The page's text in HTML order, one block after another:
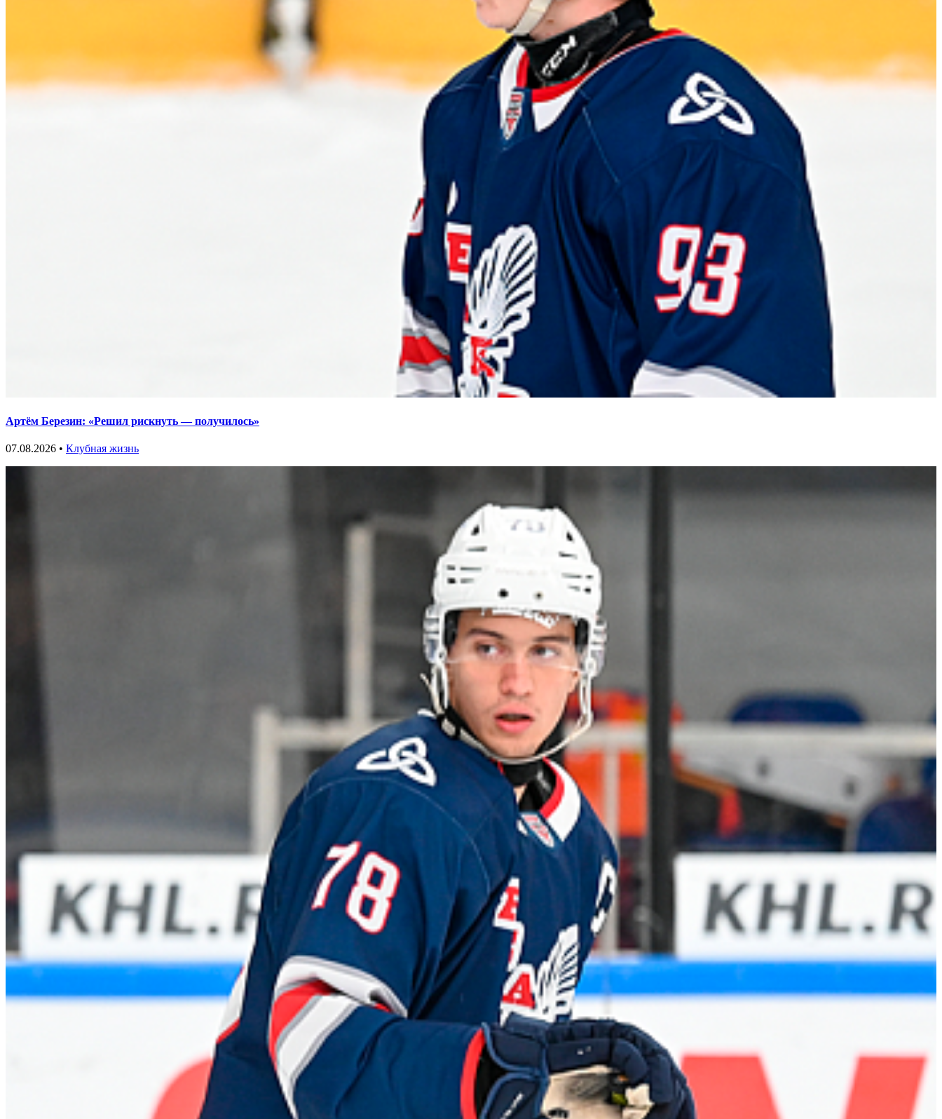
Артём Березин: «Решил рискнуть — получилось»
07.08.2026 • Клубная жизнь